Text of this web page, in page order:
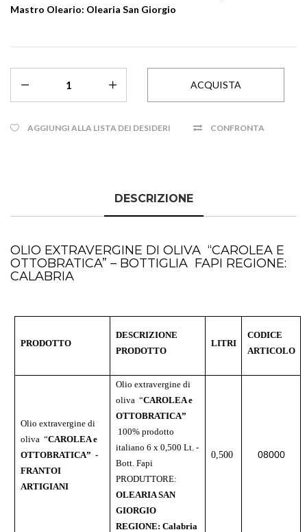
Mastro Oleario: Olearia San Giorgio
AGGIUNGI ALLA LISTA DEI DESIDERI CONFRONTA
DESCRIZIONE
OLIO EXTRAVERGINE DI OLIVA “CAROLEA E
OTTOBRATICA” – BOTTIGLIA FAPI REGIONE:
CALABRIA
PRODOTTO
DESCRIZIONE
PRODOTTO
LITRI
CODICE
ARTICOLO
Olio extravergine di
oliva “CAROLEA e
OTTOBRATICA” -
FRANTOI
ARTIGIANI
Olio extravergine di
oliva “CAROLEA e
OTTOBRATICA”
100% prodotto
italiano 6 x 0,500 Lt. -
Bott. Fapi
PRODUTTORE:
OLEARIA SAN
GIORGIO
REGIONE: Calabria
0,500 08000